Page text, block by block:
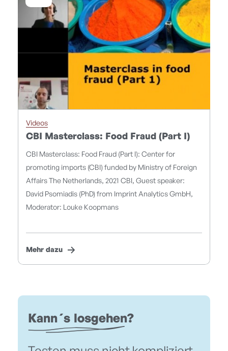
Videos
CBI Masterclass: Food Fraud (Part I)
CBI Masterclass: Food Fraud (Part I): Center for
promoting imports (CBI) funded by Ministry of Foreign
Affairs The Netherlands, 2021 CBI, Guest speaker:
David Psomiadis (PhD) from Imprint Analytics GmbH,
Moderator: Louke Koopmans
Mehr dazu
Kann´s losgehen?